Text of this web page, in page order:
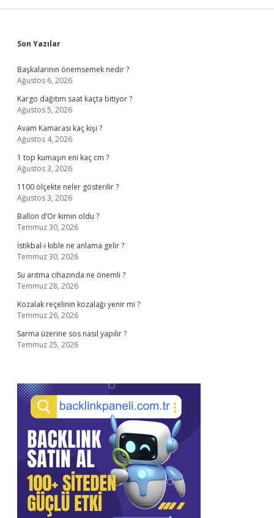
Sidebar
Son Yazılar
Başkalarının önemsemek nedir ?
Ağustos 6, 2026
Kargo dağıtım saat kaçta bitiyor ?
Ağustos 5, 2026
Avam Kamarası kaç kişi ?
Ağustos 4, 2026
1 top kumaşın eni kaç cm ?
Ağustos 3, 2026
1100 ölçekte neler gösterilir ?
Ağustos 3, 2026
Ballon d’Or kimin oldu ?
Temmuz 30, 2026
İstikbal-i kıble ne anlama gelir ?
Temmuz 30, 2026
Su arıtma cihazında ne önemli ?
Temmuz 28, 2026
Kozalak reçelinin kozalağı yenir mi ?
Temmuz 26, 2026
Sarma üzerine sos nasıl yapılır ?
Temmuz 25, 2026